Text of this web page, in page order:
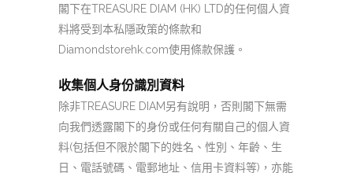
閣下在TREASURE DIAM (HK) LTD的任何個人資
料將受到本私隱政策的條款和
Diamondstorehk.com使用條款保護。
收集個人身份識別資料
除非TREASURE DIAM另有說明，否則閣下無需
向我們透露閣下的身份或任何有關自己的個人資
料(包括但不限於閣下的姓名、性別、年齡、生
日、電話號碼、電郵地址、信用卡資料等) ，亦能